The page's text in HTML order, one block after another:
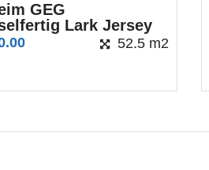
GEG
Lark Jersey
52.5 m2